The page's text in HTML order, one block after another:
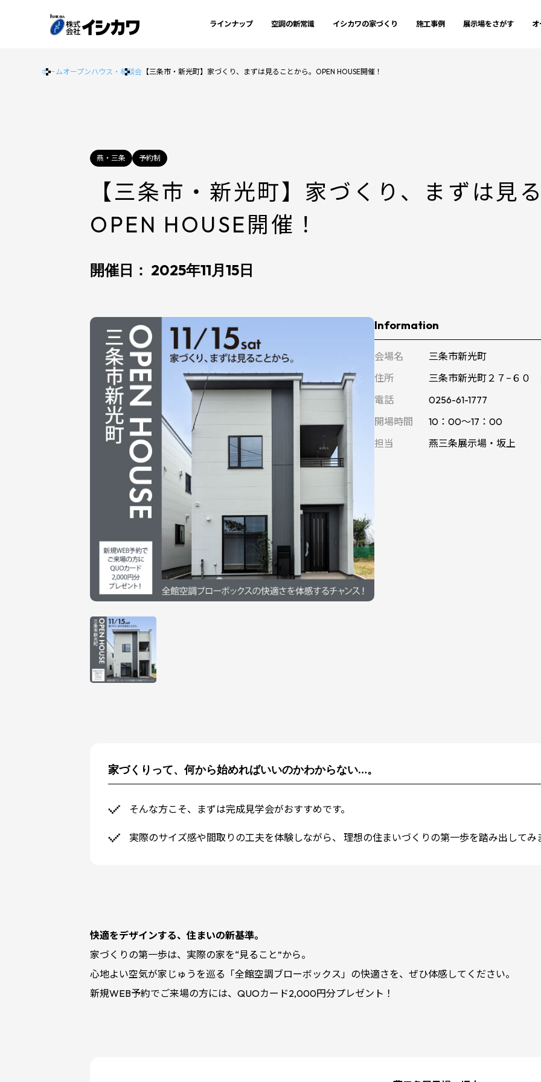
ラインナップ 空調の新常識 イシカワの家づくり 施工事例 展示場をさがす オ
ホームオープンハウス・相談会【三条市・新光町】家づくり、まずは見ることから。OPEN HOUSE開催！
燕・三条 予約制
【三条市・新光町】家づくり、まずは見
OPEN HOUSE開催！
開催日： 2025年11月15日
Information
会場名
三条市新光町
住所
三条市新光町２７−６０
電話
0256-61-1777
開場時間
10：00～17：00
担当
燕三条展示場・坂上
家づくりって、何から始めればいいのかわからない…。
そんな方こそ、まずは完成見学会がおすすめです。
実際のサイズ感や間取りの工夫を体験しながら、 理想の住まいづくりの第一歩を踏み出してみ
快適をデザインする、住まいの新基準。
家づくりの第一歩は、実際の家を“見ること”から。
心地よい空気が家じゅうを巡る「全館空調ブローボックス」の快適さを、ぜひ体感してください。
新規WEB予約でご来場の方には、QUOカード2,000円分プレゼント！